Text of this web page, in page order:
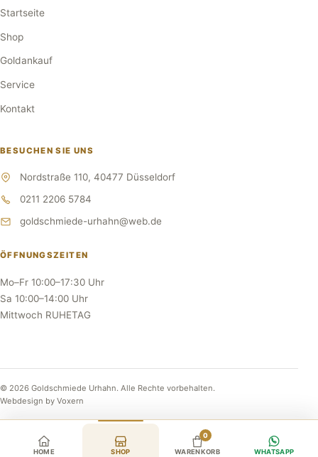
Startseite
Shop
Goldankauf
Service
Kontakt
BESUCHEN SIE UNS
Nordstraße 110, 40477 Düsseldorf
0211 2206 5784
goldschmiede-urhahn@web.de
ÖFFNUNGSZEITEN
Mo–Fr 10:00–17:30 Uhr
Sa 10:00–14:00 Uhr
Mittwoch RUHETAG
© 2026 Goldschmiede Urhahn. Alle Rechte vorbehalten.
Webdesign by Voxern
HOME SHOP
0
WARENKORB WHATSAPP